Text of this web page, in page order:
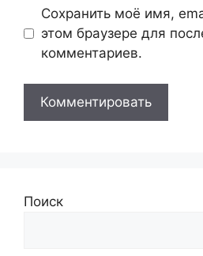
Сохранить моё имя,
этом браузере для
комментариев.
Поиск